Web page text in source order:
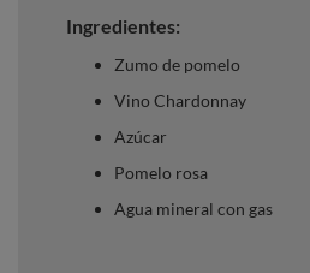
Ingredientes:
Zumo de pomelo
Vino Chardonnay
Azúcar
Pomelo rosa
Agua mineral con gas